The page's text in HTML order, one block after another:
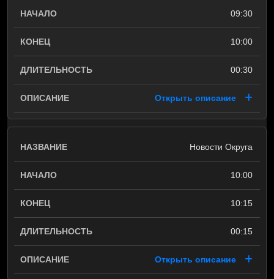
09:30
10:00
00:30
Открыть описание
Новости Округа
10:00
10:15
00:15
Открыть описание